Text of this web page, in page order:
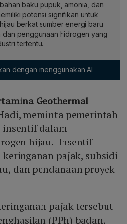
baku pupuk, amonia, dan
potensi signifikan untuk
berkat sumber energi baru
dan penggunaan hidrogen yang
tertentu.
dengan menggunakan AI
Geothermal
meminta pemerintah
dalam
hijau. Insentif
pajak, subsidi
dan pendanaan proyek
pajak tersebut
(PPh) badan,